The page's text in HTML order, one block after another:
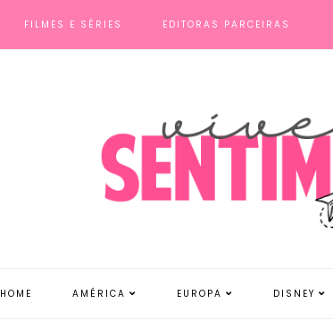
FILMES E SÉRIES EDITORAS PARCEIRAS
HOME AMÉRICA EUROPA DISNEY